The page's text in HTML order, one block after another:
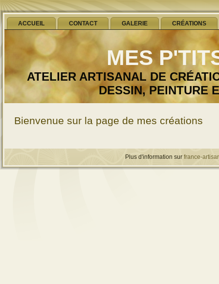
ACCUEIL CONTACT GALERIE CRÉATIONS
MES
ATELIER ARTISANAL DE
DESSIN, PEINTURE
Bienvenue sur la page de mes créations
Plus d'information sur france-